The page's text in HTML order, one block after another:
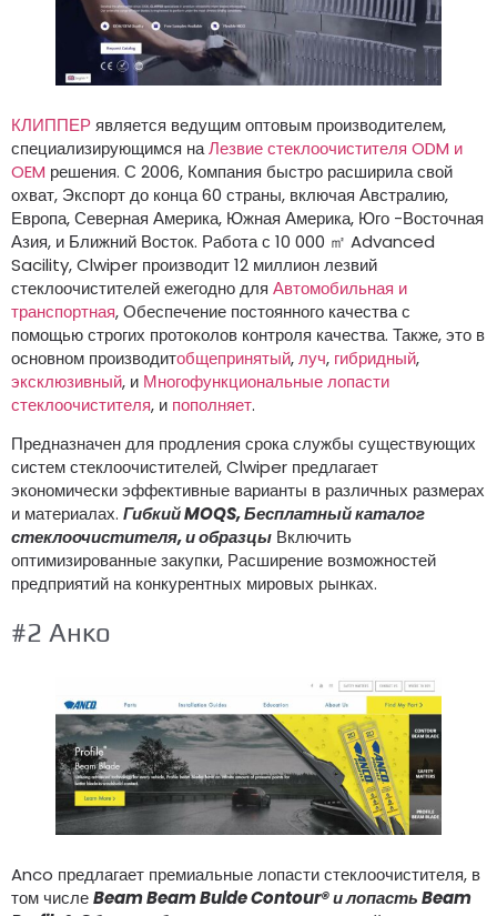
КЛИППЕРявляется ведущим оптовым производителем,
специализирующимся наЛезвие стеклоочистителя ODM и
OEM решения. С 2006, Компания быстро расширила свой
охват, Экспорт до конца 60 страны, включая Австралию,
Европа, Северная Америка, Южная Америка, Юго -Восточная
Азия, и Ближний Восток. Работа с 10 000 ㎡ Advanced
Sacility, Clwiper производит 12 миллион лезвий
стеклоочистителей ежегодно для Автомобильная и
транспортная, Обеспечение постоянного качества с
помощью строгих протоколов контроля качества. Также, это в
основном производитобщепринятый,луч, гибридный,
эксклюзивный, и Многофункциональные лопасти
стеклоочистителя, и пополняет.
Предназначен для продления срока службы существующих
систем стеклоочистителей, Clwiper предлагает
экономически эффективные варианты в различных размерах
и материалах. Гибкий MOQS, Бесплатный каталог
стеклоочистителя, и образцы Включить
оптимизированные закупки, Расширение возможностей
предприятий на конкурентных мировых рынках.
#2 Анко
Anco предлагает премиальные лопасти стеклоочистителя, в
том числеBeam Beam Bulde Contour® и лопасть Beam